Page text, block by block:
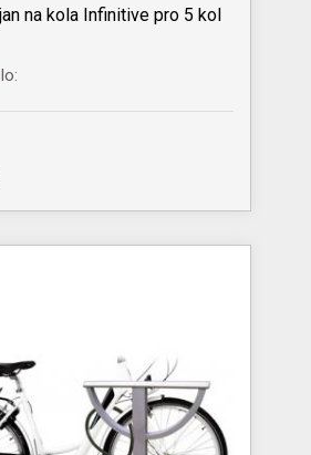
na kola Infinitive pro 5 kol